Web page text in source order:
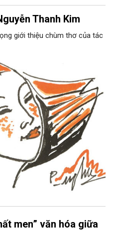
Thanh Kim
giới thiệu chùm thơ của tác
men” văn hóa giữa